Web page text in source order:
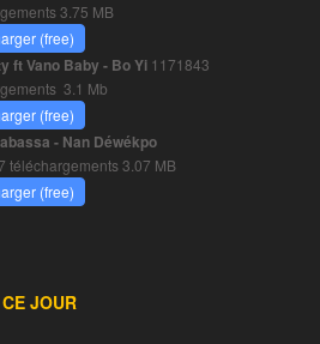
3.75 MB
(free)
ft Vano Baby - Bo Yi 1171843
3.1 Mb
(free)
- Nan Déwékpo
téléchargements3.07 MB
(free)
JOUR